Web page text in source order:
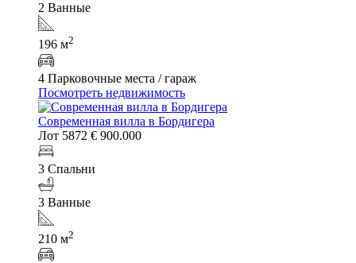
2 Ванные
196 м2
4 Парковочные места / гараж
Посмотреть недвижимость
Современная вилла в Бордигера
Лот 5872 € 900.000
3 Спальни
3 Ванные
210 м2